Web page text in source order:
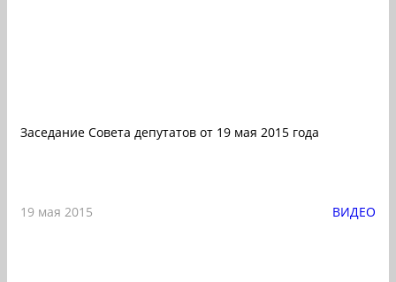
Заседание Совета депутатов от 19 мая 2015 года
19 мая 2015 ВИДЕО